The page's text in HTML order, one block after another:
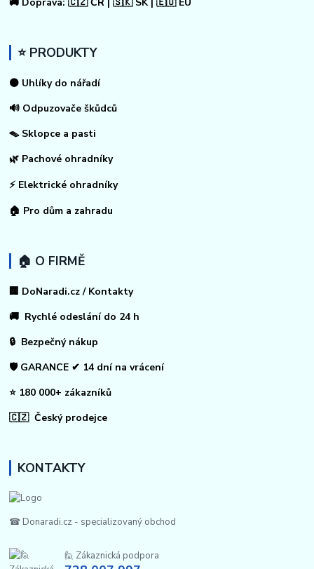
⭐ PRODUKTY
⚫ Uhlíky do nářadí
🔊 Odpuzovače škůdců
🪤 Sklopce a pasti
🌿 Pachové ohradníky
⚡ Elektrické ohradníky
🏠 Pro dům a zahradu
🏠 O FIRMĚ
🏢 DoNaradi.cz / Kontakty
🚚 Rychlé odeslání do 24 h
🔒 Bezpečný nákup
🛡️ GARANCE ✔ 14 dní na vrácení
⭐ 180 000+ zákazníků
🇨🇿 Český prodejce
KONTAKTY
☎ Donaradi.cz - specializovaný obchod
🙋 Zákaznická podpora